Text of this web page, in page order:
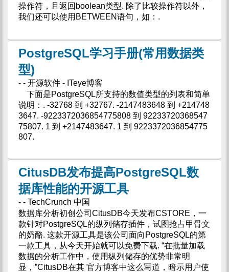
操作符，且返回boolean类型. 除了比较操作符以外，
我们还可以使用BETWEEN语句，如：.
PostgreSQL学习手册(常用数据类
型)
- - 开源软件 - ITeye博客
下面是PostgreSQL所支持的数值类型的列表和简单
说明：. -32768 到 +32767. -2147483648 到 +214748
3647. -9223372036854775808 到 92233720368547
75807. 1 到 +2147483647. 1 到 9223372036854775
807.
CitusDB发布提高PostgreSQL数
据库性能的开源工具
- - TechCrunch 中国
数据库分析初创公司CitusDB今天发布CSTORE，一
款针对PostgreSQL的纵列储存插件，试图抢占甲骨文
的奶酪. 这款开源工具是该公司面向PostgreSQL的第
一款工具，从今天开始就可以免费下载. “在批量加载
数据的分析工作中，使用纵列储存的优势非常明
显，”CitusDB在其 官方博客中这么写道，暗示用户使